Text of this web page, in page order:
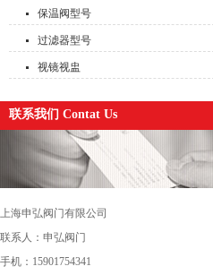
保温阀型号
过滤器型号
视镜视盅
联系我们 Contat Us
上海申弘阀门有限公司
联系人：申弘阀门
手机：15901754341